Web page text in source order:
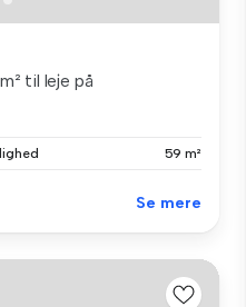
til leje på
59 m²
Se mere